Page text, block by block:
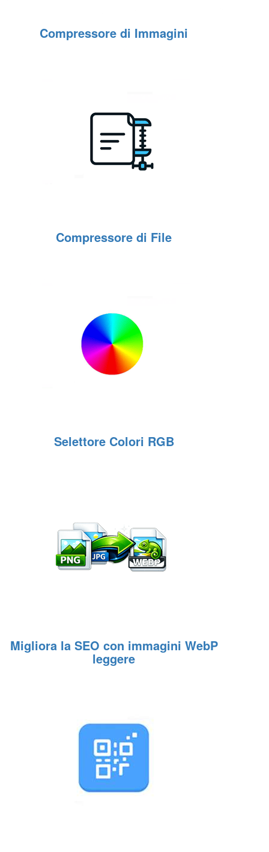
Compressore di Immagini
Compressore di File
Selettore Colori RGB
Migliora la SEO con immagini WebP
leggere